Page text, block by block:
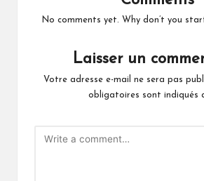
No comments yet. Why don’t you
Laisser un
Votre adresse e-mail ne sera pas
obligatoires sont indiqués